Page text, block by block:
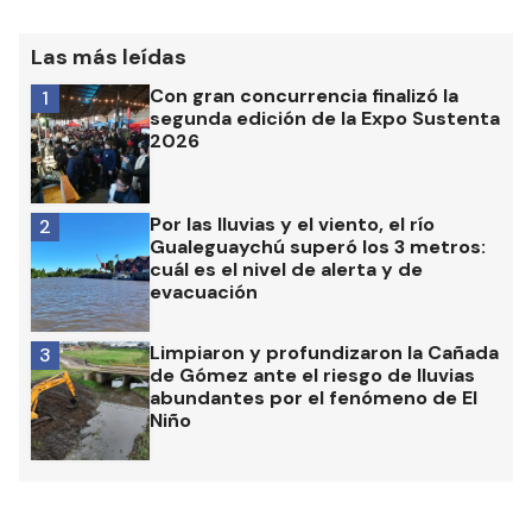
Las más leídas
Con gran concurrencia finalizó la
segunda edición de la Expo Sustenta
2026
1
Por las lluvias y el viento, el río
Gualeguaychú superó los 3 metros:
cuál es el nivel de alerta y de
evacuación
2
Limpiaron y profundizaron la Cañada
de Gómez ante el riesgo de lluvias
abundantes por el fenómeno de El
Niño
3